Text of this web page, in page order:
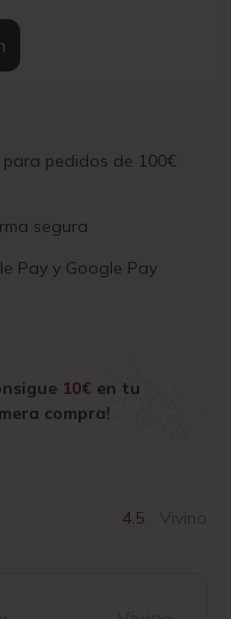
pedidos de 100€
segura
Pay y Google Pay
10€ en tu
compra!
4.5 Vivino